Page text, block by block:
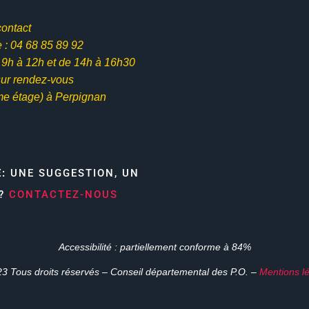
: 04 68 85 89 92
à 12h etde 14h à 16h30
rendez-vous
étage) à Perpignan
UNE SUGGESTION, UN
CONTACTEZ-NOUS
Accessibilité : partiellement conforme à 84%
Tous droits réservés – Conseil départemental des P.O. – Mentions